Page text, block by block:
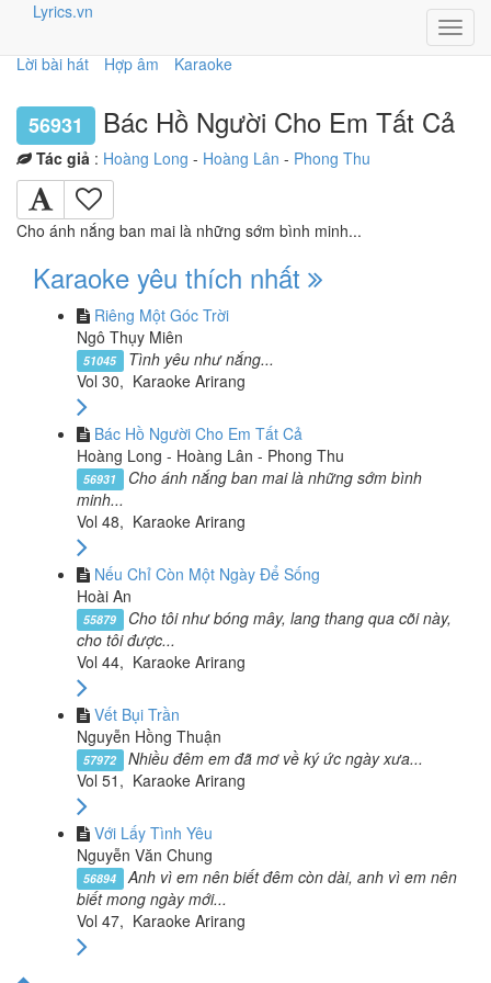
Lyrics.vn
Lời bài hát Hợp âm Karaoke
56931 Bác Hồ Người Cho Em Tất Cả
Tác giả : Hoàng Long - Hoàng Lân - Phong Thu
Cho ánh nắng ban mai là những sớm bình minh...
Karaoke yêu thích nhất
Riêng Một Góc Trời
Ngô Thụy Miên
51045 Tình yêu như nắng...
Vol 30, Karaoke Arirang
Bác Hồ Người Cho Em Tất Cả
Hoàng Long - Hoàng Lân - Phong Thu
56931 Cho ánh nắng ban mai là những sớm bình
minh...
Vol 48, Karaoke Arirang
Nếu Chỉ Còn Một Ngày Để Sống
Hoài An
55879 Cho tôi như bóng mây, lang thang qua cõi này,
cho tôi được...
Vol 44, Karaoke Arirang
Vết Bụi Trần
Nguyễn Hồng Thuận
57972 Nhiều đêm em đã mơ về ký ức ngày xưa...
Vol 51, Karaoke Arirang
Với Lấy Tình Yêu
Nguyễn Văn Chung
56894 Anh vì em nên biết đêm còn dài, anh vì em nên
biết mong ngày mới...
Vol 47, Karaoke Arirang